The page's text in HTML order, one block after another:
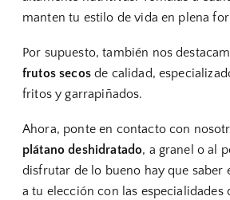
manten tu estilo de vida en plena
Por supuesto, también nos
frutos secosde calidad,
fritos y garrapiñados.
Ahora, ponte en contacto con
plátano deshidratado, a granel o al
disfrutar de lo bueno hay que saber
a tu elección con las especialidades